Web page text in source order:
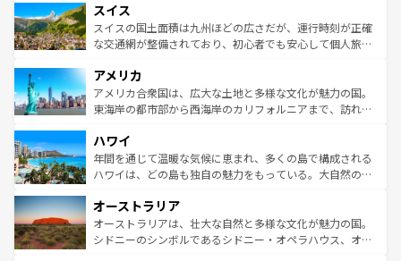
れる地方に足を運ぶとそれぞれで全く異なる文化を体験で
きるだろう。 なお、新着のフランス情報はコンテンツ一覧
を参照してほしい。
は、お酒好きな人にはぜひ体験してほしい。 なお、新着の
ドイツ情報はコンテンツ一覧を参照してほしい。
リアごとに異なる魅力がある。また、優雅なアフタヌーン
ティー、ビール好きにはたまらない英国パブ、サッカー観
戦など、本場だからこそできる体験も豊富。イギリスを旅
ンツ一覧を参照してほしい。
スイス
スイスの国土面積は九州ほどの広さだが、運行時刻が正確
な交通網が整備されており、初心者でも安心して個人旅行
の建物がそのまま残る町や、スイスならではのユニークな
博物館もあり、アルプス観光だけでなく町歩きも満喫する
ことができる。国民の所得が高いため物価も高いが、旅行
ば市内交通費無料で観光を楽しむこともできる。 なお、新
着のスイス情報はコンテンツ一覧 を参照してほしい。
アメリカ
アメリカ合衆国は、広大な土地と多様な文化が魅力の国。
東海岸の都市部から西海岸のカリフォルニアまで、訪れる
のような巨大都市は、観光、ショッピング、エンターテイ
ンメントが詰まった刺激的なスポットだ。一方、アメリカ
西部には大自然が広がり、グランドキャニオンやイエロー
部のニューオーリンズでは、音楽と美食が融合した独特の
文化が魅力。旅行者はアメリカの各地域で異なる魅力を楽
しみながら、その多様性と豊かな歴史を感じることができ
ハワイ
年間を通じて温暖な気候に恵まれ、多くの島で構成される
ハワイは、どの島も独自の魅力をもっている。大自然の神
ワイ島は見逃せない。また、定番の観光地といえばオアフ
島だが、静かな自然を求めるならマウイ島やカウアイ島が
おすすめ。エメラルドグリーンに輝く海をはじめ、豊かな
オーストラリア
オーストラリアは、壮大な自然と多様な文化が魅力の国。
シドニーのシンボルであるシドニー・オペラハウス、オー